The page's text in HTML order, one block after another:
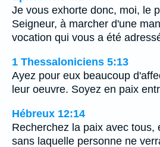
Je vous exhorte donc, moi, le
Seigneur, à marcher d'une
vocation qui vous a été
1 Thessaloniciens 5:13
Ayez pour eux beaucoup
leur oeuvre. Soyez en paix
Hébreux 12:14
Recherchez la paix avec tous,
sans laquelle personne ne